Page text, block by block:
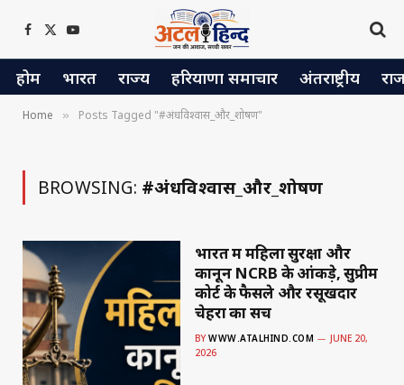
Facebook
X
(Twitter)
YouTube
होम भारत राज्य हरियाणा समाचार अंतराष्ट्रीय
Home » Posts Tagged "#अंधविश्वास_और_शोषण"
BROWSING: #अंधविश्वास_और_शोषण
भारत में महिला सुरक्षा और
कानून NCRB के आंकड़े, सुप्रीम
कोर्ट के फैसले और रसूखदार
चेहरों का सच
BY WWW.ATALHIND.COM
JUNE 20,
2026